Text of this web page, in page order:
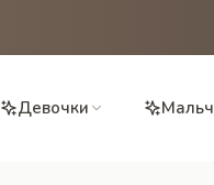
Девочки